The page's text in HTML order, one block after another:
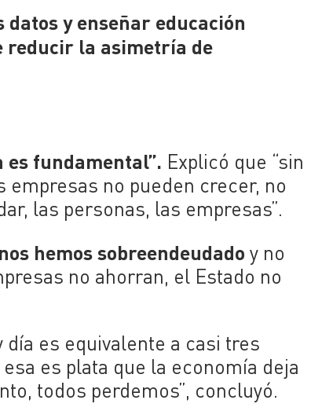
y enseñar educación
reducir la asimetría de
es fundamental”. Explicó que “sin
empresas no pueden crecer, no
las personas, las empresas”.
hemos sobreendeudado y no
no ahorran, el Estado no
es equivalente a casi tres
es plata que la economía deja
todos perdemos”, concluyó.